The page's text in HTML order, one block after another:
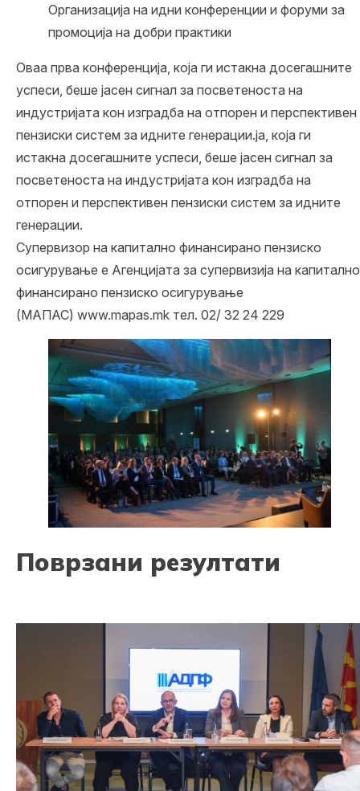
Организација на идни конференции и форуми за
промоција на добри практики
Оваа прва конференција, која ги истакна досегашните
успеси, беше јасен сигнал за посветеноста на
индустријата кон изградба на отпорен и перспективен
пензиски систем за идните генерации.ја, која ги
истакна досегашните успеси, беше јасен сигнал за
посветеноста на индустријата кон изградба на
отпорен и перспективен пензиски систем за идните
генерации.
Супервизор на капитално финансирано пензиско
осигурување е Агенцијата за супервизија на капитално
финансирано пензиско осигурување
(МАПАС) www.mapas.mk тел. 02/ 32 24 229
Поврзани резултати